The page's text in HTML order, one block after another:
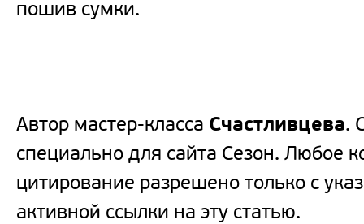
пошив сумки.
Автор мастер-класса Счастливцева.
специально для сайта Сезон. Любое
цитирование разрешено только с
активной ссылки на эту статью.